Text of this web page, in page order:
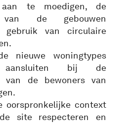
te moedigen, de
van de gebouwen
van circulaire
nieuwe woningtypes
bij de
van de bewoners van
oorspronkelijke context
site respecteren en